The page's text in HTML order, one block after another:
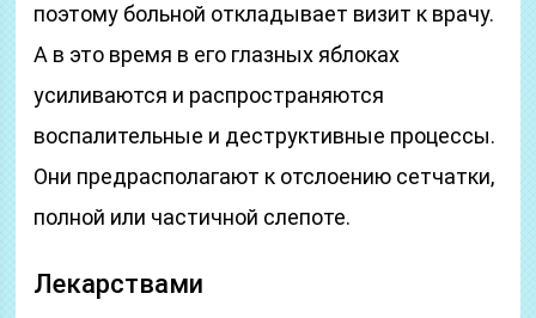
поэтому больной откладывает визит к врачу.
А в это время в его глазных яблоках
усиливаются и распространяются
воспалительные и деструктивные процессы.
Они предрасполагают к отслоению сетчатки,
полной или частичной слепоте.
Лекарствами